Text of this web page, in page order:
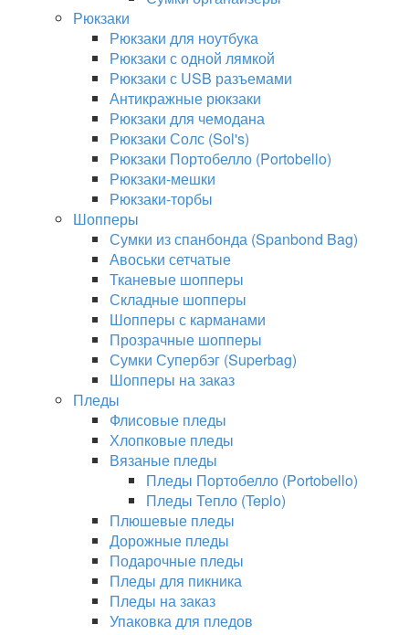
Рюкзаки
Рюкзаки для ноутбука
Рюкзаки с одной лямкой
Рюкзаки с USB разъемами
Антикражные рюкзаки
Рюкзаки для чемодана
Рюкзаки Солс (Sol's)
Рюкзаки Портобелло (Portobello)
Рюкзаки-мешки
Рюкзаки-торбы
Шопперы
Сумки из спанбонда (Spanbond Bag)
Авоськи сетчатые
Тканевые шопперы
Складные шопперы
Шопперы с карманами
Прозрачные шопперы
Сумки Супербэг (Superbag)
Шопперы на заказ
Пледы
Флисовые пледы
Хлопковые пледы
Вязаные пледы
Пледы Портобелло (Portobello)
Пледы Тепло (Teplo)
Плюшевые пледы
Дорожные пледы
Подарочные пледы
Пледы для пикника
Пледы на заказ
Упаковка для пледов